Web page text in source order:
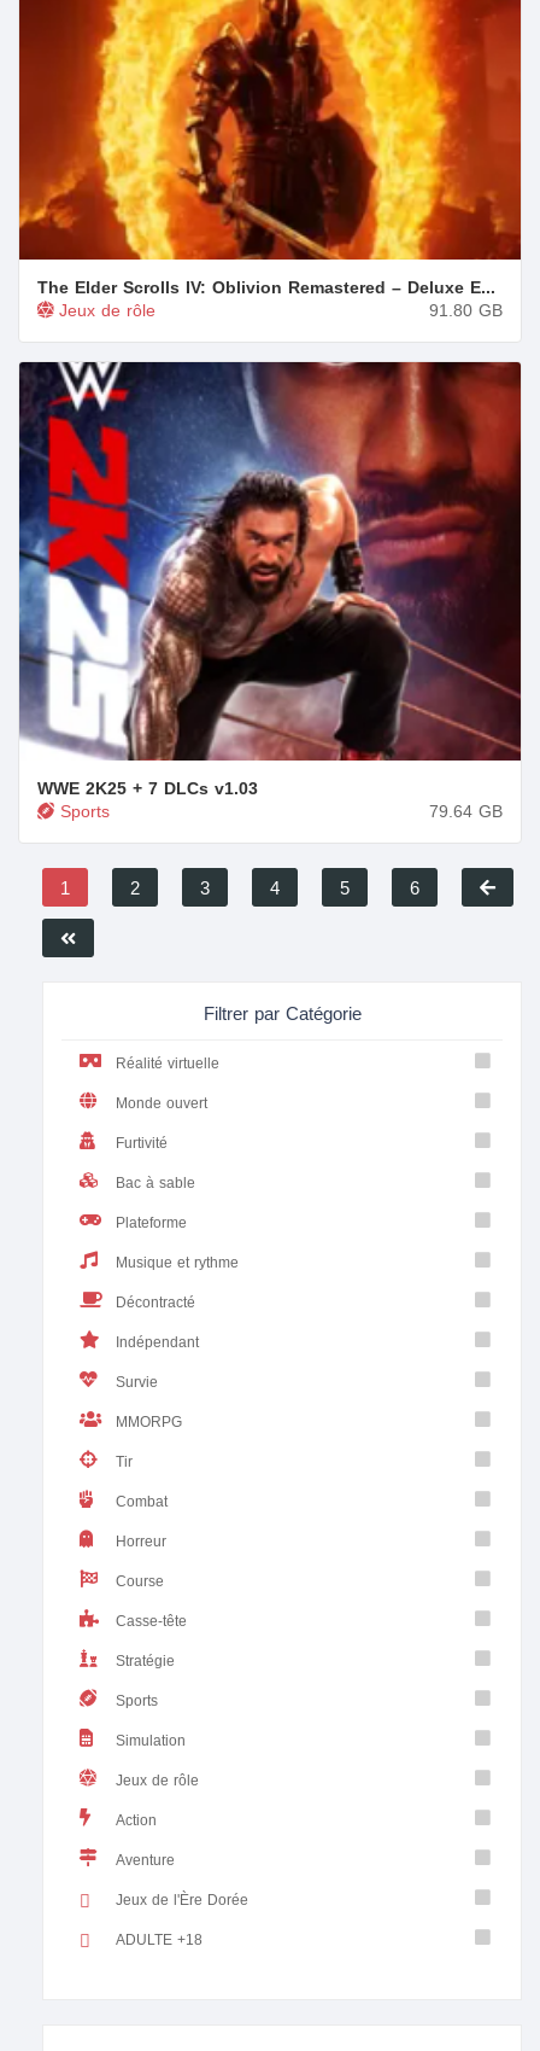
The Elder Scrolls IV: Oblivion Remastered – Deluxe Edition + All DLCs/Bonuses
Jeux de rôle 91.80GB
WWE 2K25 + 7 DLCs v1.03
Sports 79.64GB
1 2 3 4 5 6
Filtrer par Catégorie
Réalité virtuelle
Monde ouvert
Furtivité
Bac à sable
Plateforme
Musique et rythme
Décontracté
Indépendant
Survie
MMORPG
Tir
Combat
Horreur
Course
Casse-tête
Stratégie
Sports
Simulation
Jeux de rôle
Action
Aventure
Jeux de l'Ère Dorée
ADULTE +18